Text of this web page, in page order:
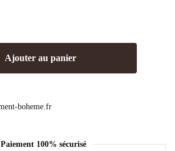
Ajouter au panier
Paiement 100% sécurisé